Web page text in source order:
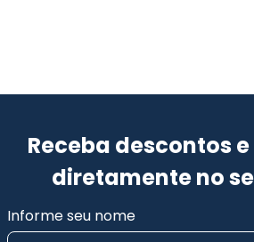
Receba descontos
diretamente no
Informe seu nome